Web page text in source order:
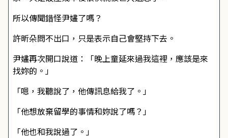
所以傳聞錯怪尹嫿了嗎？
許昕朵問不出口，只是表示自己會堅持下去。
尹嫿再次開口說道：「晚上童延來過我這裡，應該是來
找妳的。」
「嗯，我聽說了，他傳訊息給我了。」
「他想放棄留學的事情和妳說了嗎？」
「他也和我說過了。」